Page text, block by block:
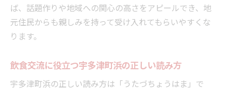
ば、話題作りや地域への関心の高さをアピールでき、地
元住民からも親しみを持って受け入れてもらいやすくな
ります。
飲食交流に役立つ宇多津町浜の正しい読み方
宇多津町浜の正しい読み方は「うたづちょうはま」で